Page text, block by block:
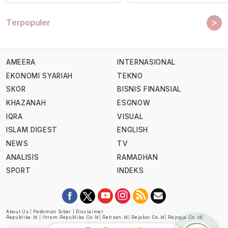
Terpopuler >
AMEERA
EKONOMI SYARIAH
SKOR
KHAZANAH
IQRA
ISLAM DIGEST
NEWS
ANALISIS
SPORT
INTERNASIONAL
TEKNO
BISNIS FINANSIAL
ESGNOW
VISUAL
ENGLISH
TV
RAMADHAN
INDEKS
About Us Pedoman Siber
Disclaimer
Republika.id
Ihram.republika.co.id Retizen.id Rejabar.co.id Rejogja.co.id